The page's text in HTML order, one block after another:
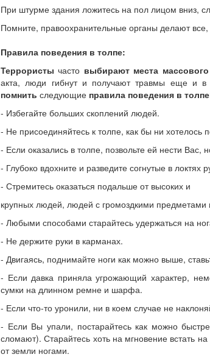
При штурме здания ложитесь на пол лицом вниз,
Помните, правоохранительные органы делают
Правила поведения в толпе:
Террористы часто выбирают места
акта, люди гибнут и получают травмы еще и в
помнить следующие правила поведения в толпе
- Избегайте больших скоплений людей.
- Не присоединяйтесь к толпе, как бы ни
- Если оказались в толпе, позвольте ей нести Вас,
- Глубоко вдохните и разведите согнутые в локтях
- Стремитесь оказаться подальше от высоких и
крупных людей, людей с громоздкими
- Любыми способами старайтесь удержаться на
- Не держите руки в карманах.
- Двигаясь, поднимайте ноги как можно выше,
- Если давка приняла угрожающий характер,
сумки на длинном ремне и шарфа.
- Если что-то уронили, ни в коем случае не
- Если Вы упали, постарайтесь как можно
сломают). Старайтесь хоть на мгновение встать
от земли ногами.